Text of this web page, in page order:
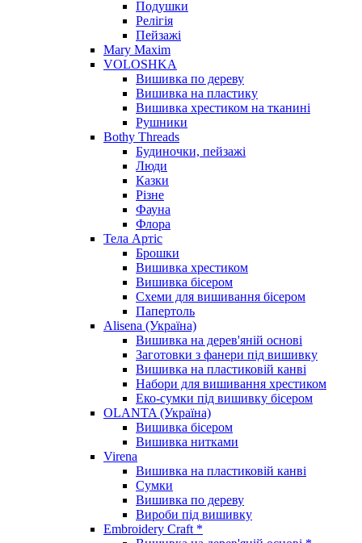
Подушки
Релігія
Пейзажі
Mary Maxim
VOLOSHKA
Вишивка по дереву
Вишивка на пластику
Вишивка хрестиком на тканині
Рушники
Bothy Threads
Будиночки, пейзажі
Люди
Казки
Різне
Фауна
Флора
Тела Артіс
Брошки
Вишивка хрестиком
Вишивка бісером
Схеми для вишивання бісером
Папертоль
Alisena (Україна)
Вишивка на дерев'яній основі
Заготовки з фанери під вишивку
Вишивка на пластиковій канві
Набори для вишивання хрестиком
Еко-сумки під вишивку бісером
OLANTA (Україна)
Вишивка бісером
Вишивка нитками
Virena
Вишивка на пластиковій канві
Сумки
Вишивка по дереву
Вироби під вишивку
Embroidery Craft *